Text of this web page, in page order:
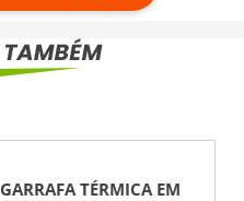
GARRAFA TÉRMICA EM